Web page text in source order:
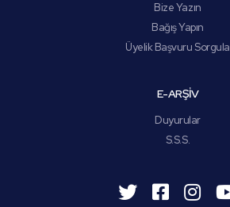
Bize Yazın
Bağış Yapın
Üyelik Başvuru Sorgula
E-ARŞİV
Duyurular
S.S.S.